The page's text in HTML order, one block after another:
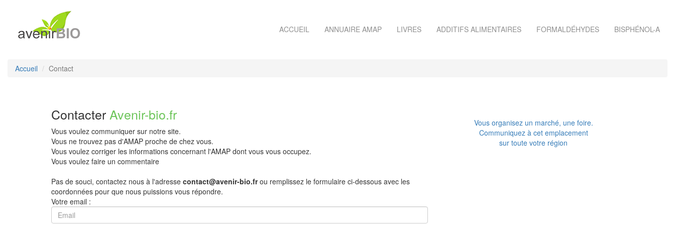
ACCUEIL ANNUAIRE AMAP LIVRES ADDITIFS ALIMENTAIRES FORMALDÉHYDES BISPHÉNOL-A
Accueil Contact
Contacter Avenir-bio.fr
Vous voulez communiquer sur notre site.
Vous ne trouvez pas d'AMAP proche de chez vous.
Vous voulez corriger les informations concernant l'AMAP dont vous vous occupez.
Vous voulez faire un commentaire
Pas de souci, contactez nous à l'adresse contact@avenir-bio.frou remplissez le formulaire ci-dessous avec les
coordonnées pour que nous puissions vous répondre.
Votre email :
Vous organisez un marché, une foire.
Communiquez à cet emplacement
sur toute votre région